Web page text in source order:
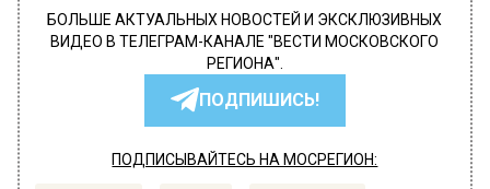
БОЛЬШЕ АКТУАЛЬНЫХ НОВОСТЕЙ И ЭКСКЛЮЗИВНЫХ
ВИДЕО В ТЕЛЕГРАМ-КАНАЛЕ "ВЕСТИ МОСКОВСКОГО
РЕГИОНА".
ПОДПИШИСЬ!
ПОДПИСЫВАЙТЕСЬ НА МОСРЕГИОН: